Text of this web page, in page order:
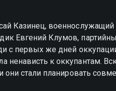
Казинец,
Евгений Клумов,
с первых же дней
к оккупантам.
они стали планировать